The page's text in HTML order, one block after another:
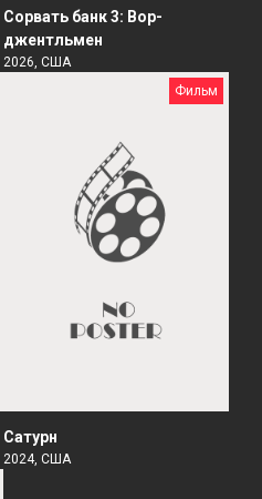
Сорвать банк 3: Вор-
джентльмен
2026, США
Фильм
Сатурн
2024, США